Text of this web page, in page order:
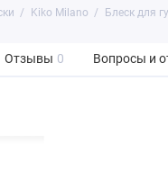
Kiko Milano Блеск для
Отзывы 0 Вопросы и